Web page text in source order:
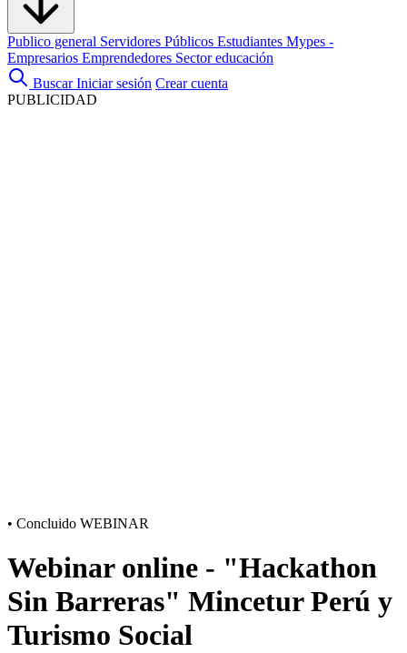
Publico general Servidores Públicos Estudiantes Mypes -
Empresarios Emprendedores Sector educación
Buscar Iniciar sesión Crear cuenta
PUBLICIDAD
• Concluido WEBINAR
Webinar online - "Hackathon
Sin Barreras" Mincetur Perú y
Turismo Social